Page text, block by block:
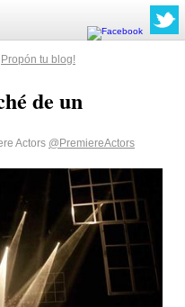
tu blog!
de un
Actors @PremiereActors